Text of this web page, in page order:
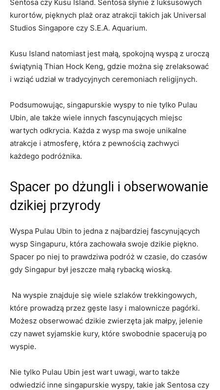
Sentosa czy Kusu Island. Sentosa słynie z luksusowych
‌kurortów, pięknych plaż oraz atrakcji‍ takich ⁢jak⁣ Universal
Studios Singapore czy S.E.A. Aquarium.
Kusu Island natomiast jest małą, spokojną wyspą‍ z uroczą
świątynią Thian Hock⁤ Keng, gdzie można się zrelaksować
i ⁤wziąć udział w tradycyjnych ceremoniach religijnych.
Podsumowując, singapurskie⁤ wyspy to nie⁤ tylko ‌Pulau
Ubin,⁣ ale także wiele innych fascynujących miejsc
wartych odkrycia. Każda z wysp‌ ma swoje unikalne
‍atrakcje i⁤ atmosferę, która z pewnością zachwyci
każdego podróżnika.
Spacer po‌ dżungli i obserwowanie
dzikiej przyrody
Wyspa ​Pulau Ubin to jedna z najbardziej⁢ fascynujących
wysp⁢ Singapuru, która zachowała swoje dzikie⁣ piękno.
⁣Spacer po‌ niej to prawdziwa podróż w czasie, do czasów‍
gdy Singapur ⁣był jeszcze‍ małą rybacką wioską.
⁢ Na⁣ wyspie znajduje ‍się‍ wiele⁢ szlaków ​trekkingowych,
które prowadzą przez gęste lasy i malownicze pagórki.‍
Możesz‍ obserwować dzikie zwierzęta‌ jak małpy, ⁣jelenie
czy nawet syjamskie ⁢kury, które swobodnie spacerują⁤ po
wyspie.
Nie tylko Pulau Ubin jest ​wart⁣ uwagi, warto także ​
odwiedzić​ inne ⁢singapurskie ​wyspy, takie jak Sentosa czy